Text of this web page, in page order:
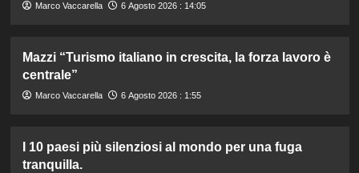
Marco Vaccarella 6 Agosto 2026 : 14:05
Mazzi “Turismo italiano in crescita, la forza lavoro è
centrale”
Marco Vaccarella 6 Agosto 2026 : 1:55
I 10 paesi più silenziosi al mondo per una fuga
tranquilla.